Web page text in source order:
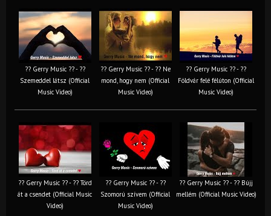
?? Gerry Music ?? - ??
Szemeddel látsz (Official
Music Video)
?? Gerry Music ?? - ?? Ne
mond, hogy nem (Official
Music Video)
?? Gerry Music ?? - ??
Földvár felé félúton (Official
Music Video)
?? Gerry Music ?? - ?? Törd
át a csendet (Official Music
Video)
?? Gerry Music ?? - ??
Szomorú szívem (Official
Music Video)
?? Gerry Music ?? - ?? Bújj
mellém (Official Music Video)